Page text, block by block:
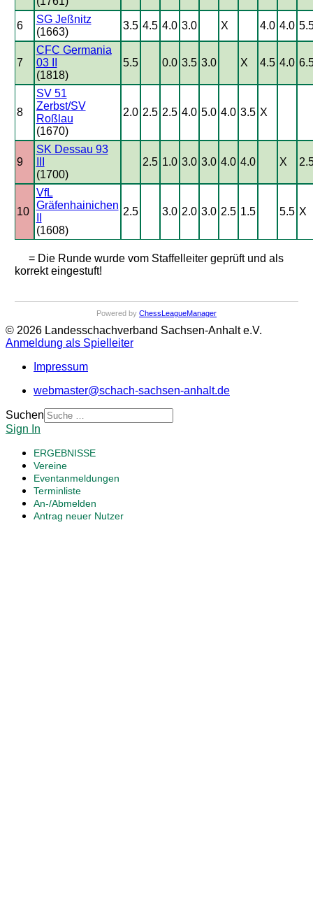
6
SG Jeßnitz
(1663)
3.5 4.5 4.0 3.0 X 4.0 4.0
7
CFC Germania
03 II
(1818)
5.5 0.0 3.5 3.0 X 4.5 4.0
8
SV 51
Zerbst/SV
Roßlau
(1670)
2.0 2.5 2.5 4.0 5.0 4.0 3.5 X
9
SK Dessau 93
(1700)
2.5 1.0 3.0 3.0 4.0 4.0 X
10
VfL
Gräfenhainichen
(1608)
2.5 3.0 2.0 3.0 2.5 1.5 5.5 X
= Die Runde wurde vom Staffelleiter geprüft und als
korrekt eingestuft!
Powered by ChessLeagueManager
© 2026 Landesschachverband Sachsen-Anhalt e.V.
Anmeldung als Spielleiter
Impressum
webmaster@schach-sachsen-anhalt.de
Suchen
Sign In
ERGEBNISSE
Vereine
Eventanmeldungen
Terminliste
An-/Abmelden
Antrag neuer Nutzer